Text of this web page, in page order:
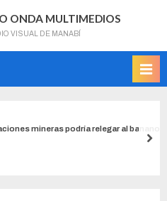
ONDA MULTIMEDIOS
VISUAL DE MANABÍ
mineras podría relegar al banano